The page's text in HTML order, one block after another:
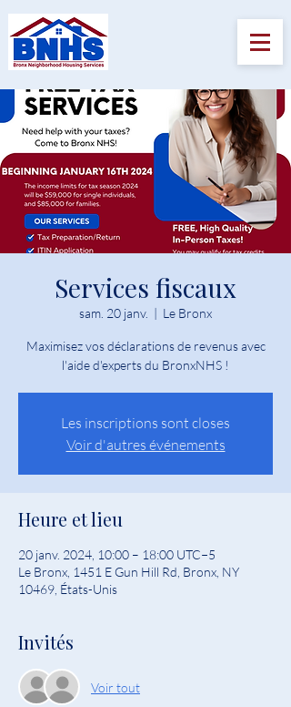
Services fiscaux
sam. 20 janv.
  |
Le Bronx
Maximisez vos déclarations de revenus avec
l'aide d'experts du BronxNHS !
Les inscriptions sont closes
Voir d'autres événements
Heure et lieu
20 janv. 2024, 10:00 – 18:00 UTC−5
Le Bronx, 1451 E Gun Hill Rd, Bronx, NY
10469, États-Unis
Invités
Voir tout